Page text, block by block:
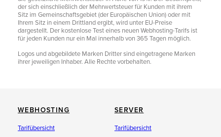
der sich einschließlich der Mehrwertsteuer für Kunden mit ihrem
Sitz im Gemeinschaftsgebiet (der Europäischen Union) oder mit
Ihrem Sitz in einem Drittland ergibt, wird unter EU-Preise
dargestellt. Der kostenlose Test eines neuen Webhosting-Tarifs ist
für jeden Kunden nur ein Mal innerhalb von 365 Tagen möglich.
Logos und abgebildete Marken Dritter sind eingetragene Marken
ihrer jeweiligen Inhaber. Alle Rechte vorbehalten.
WEBHOSTING
Tarifübersicht
SERVER
Tarifübersicht